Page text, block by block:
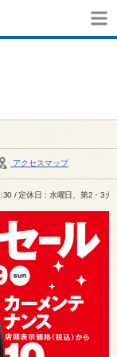
アクセスマップ
/ 定休日：水曜日、第2・3火